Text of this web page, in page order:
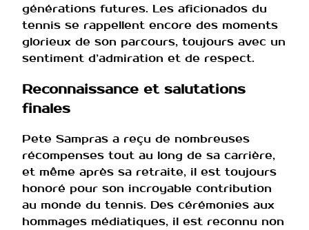
générations futures. Les aficionados du
tennis se rappellent encore des moments
glorieux de son parcours, toujours avec un
sentiment d’admiration et de respect.
Reconnaissance et salutations
finales
Pete Sampras a reçu de nombreuses
récompenses tout au long de sa carrière,
et même après sa retraite, il est toujours
honoré pour son incroyable contribution
au monde du tennis. Des cérémonies aux
hommages médiatiques, il est reconnu non